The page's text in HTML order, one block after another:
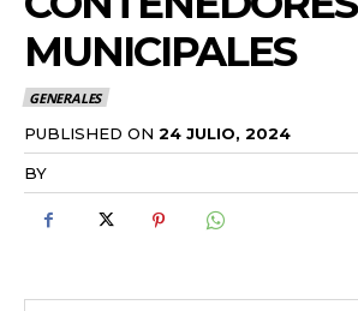
MUNICIPALES
GENERALES
PUBLISHED ON 24 JULIO, 2024
BY